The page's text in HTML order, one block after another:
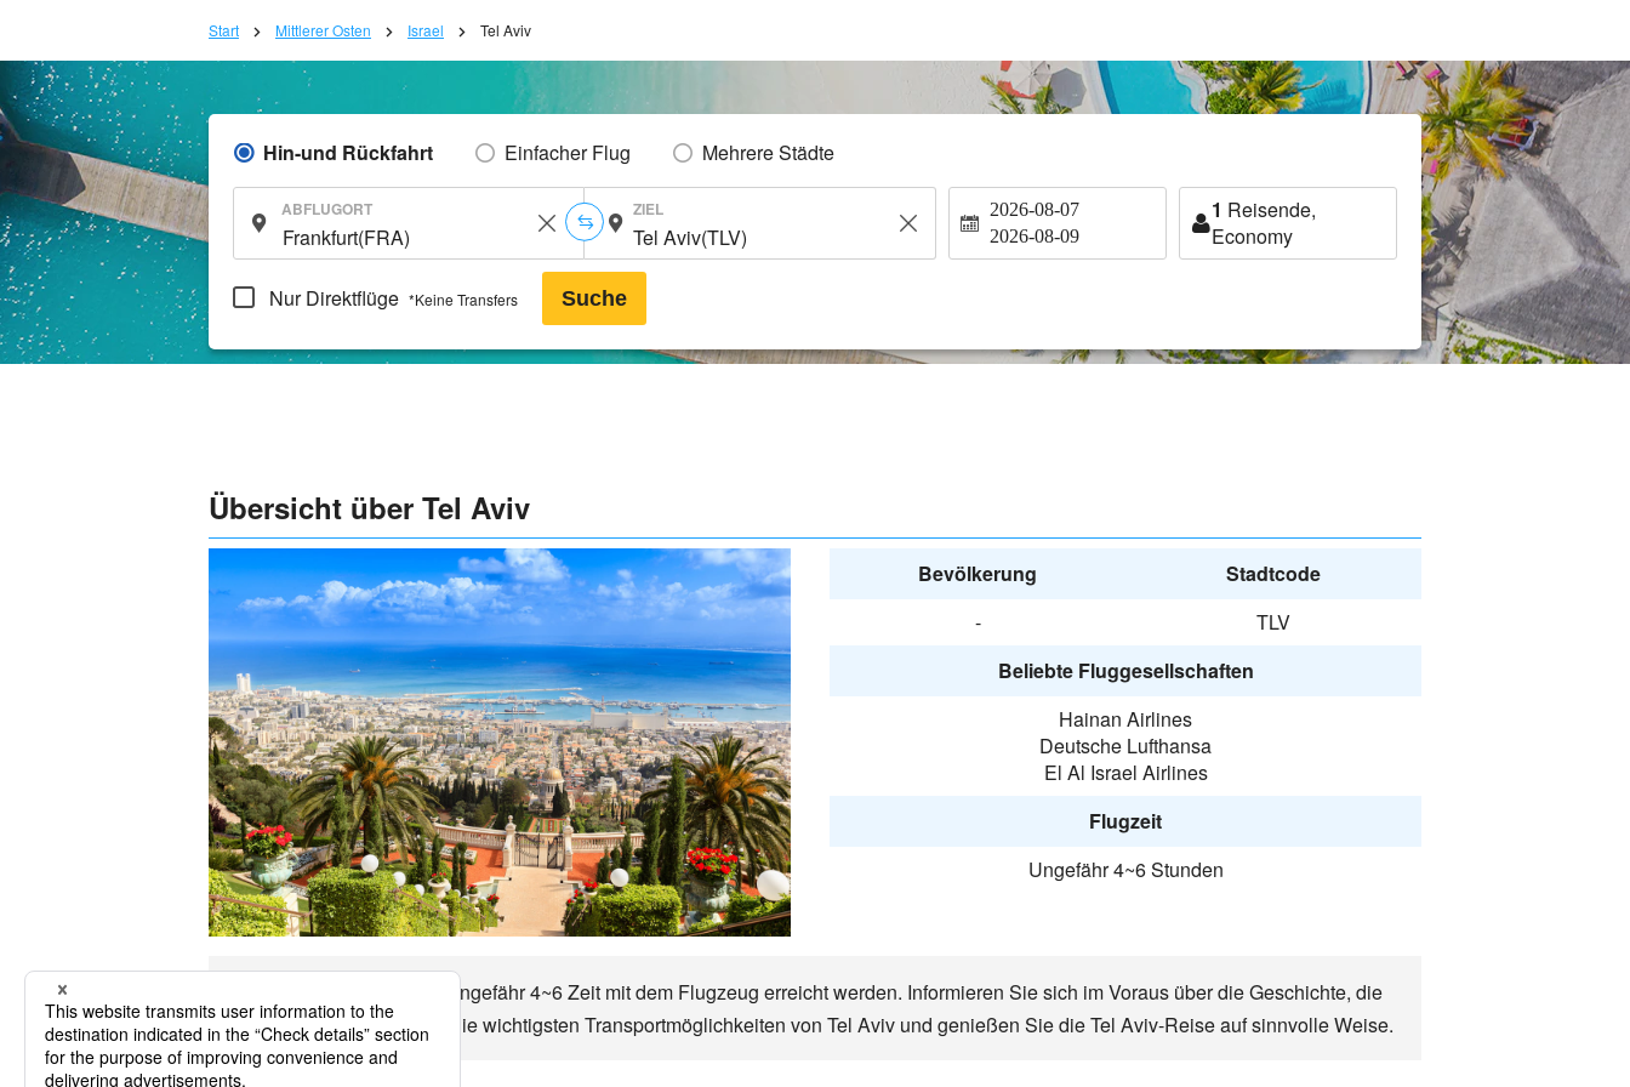
Start Mittlerer Osten Israel Tel Aviv
Hin-und Rückfahrt Einfacher Flug Mehrere Städte
ABFLUGORT ZIEL 2026-08-07
2026-08-09
1 Reisende,
Economy
Nur Direktflüge *Keine Transfers Suche
Übersicht über Tel Aviv
Bevölkerung
Stadtcode
-
TLV
Beliebte Fluggesellschaften
Hainan Airlines
Deutsche Lufthansa
El Al Israel Airlines
Flugzeit
Ungefähr 4~6 Stunden
Bis zu Tel Aviv können in ungefähr 4~6 Zeit mit dem Flugzeug erreicht werden. Informieren Sie sich im Voraus über die Geschichte, die
Wirtschaft, das Klima und die wichtigsten Transportmöglichkeiten von Tel Aviv und genießen Sie die Tel Aviv-Reise auf sinnvolle Weise.